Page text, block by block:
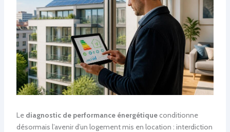
Le diagnostic de performance énergétiqueconditionne
désormais l’avenir d’un logement mis en location : interdiction